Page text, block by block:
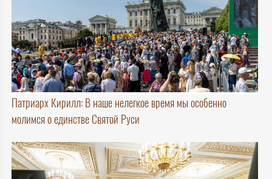
Патриарх Кирилл: В наше нелегкое время мы особенно
молимся о единстве Святой Руси